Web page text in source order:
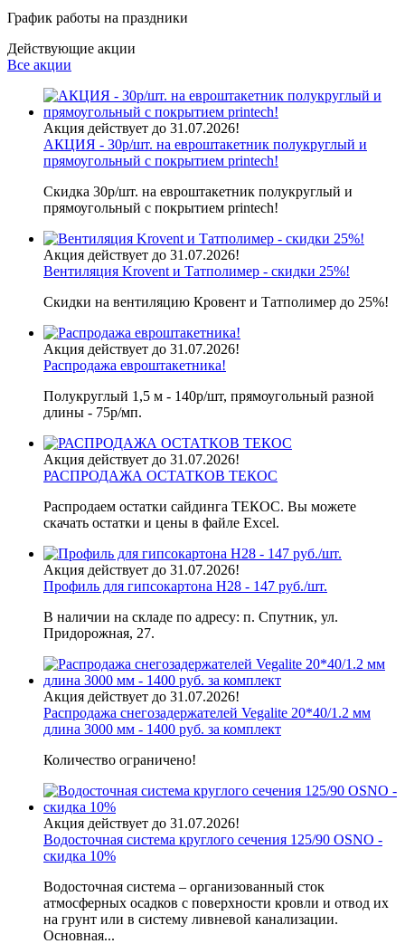
График работы на праздники
Действующие акции
Все акции
Акция действует до 31.07.2026!
АКЦИЯ - 30р/шт. на евроштакетник полукруглый и
прямоугольный с покрытием printech!
Скидка 30р/шт. на евроштакетник полукруглый и
прямоугольный с покрытием printech!
Акция действует до 31.07.2026!
Вентиляция Krovent и Татполимер - скидки 25%!
Скидки на вентиляцию Кровент и Татполимер до 25%!
Акция действует до 31.07.2026!
Распродажа евроштакетника!
Полукруглый 1,5 м - 140р/шт, прямоугольный разной
длины - 75р/мп.
Акция действует до 31.07.2026!
РАСПРОДАЖА ОСТАТКОВ ТЕКОС
Распродаем остатки сайдинга ТЕКОС. Вы можете
скачать остатки и цены в файле Excel.
Акция действует до 31.07.2026!
Профиль для гипсокартона H28 - 147 руб./шт.
В наличии на складе по адресу: п. Спутник, ул.
Придорожная, 27.
Акция действует до 31.07.2026!
Распродажа снегозадержателей Vegalite 20*40/1.2 мм
длина 3000 мм - 1400 руб. за комплект
Количество ограничено!
Акция действует до 31.07.2026!
Водосточная система круглого сечения 125/90 OSNO -
скидка 10%
Водосточная система – организованный сток
атмосферных осадков с поверхности кровли и отвод их
на грунт или в систему ливневой канализации.
Основная...